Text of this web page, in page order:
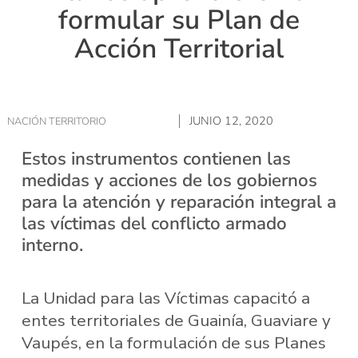
formular su Plan de
Acción Territorial
NACIÓN TERRITORIO JUNIO 12, 2020
Estos instrumentos contienen las
medidas y acciones de los gobiernos
para la atención y reparación integral a
las víctimas del conflicto armado
interno.
La Unidad para las Víctimas capacitó a
entes territoriales de Guainía, Guaviare y
Vaupés, en la formulación de sus Planes